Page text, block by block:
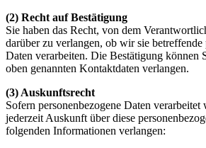
(2) Recht auf Bestätigung
Sie haben das Recht, von dem
darüber zu verlangen, ob wir sie betreffende
Daten verarbeiten. Die Bestätigung können
oben genannten Kontaktdaten verlangen.
(3) Auskunftsrecht
Sofern personenbezogene Daten verarbeitet
jederzeit Auskunft über diese
folgenden Informationen verlangen: